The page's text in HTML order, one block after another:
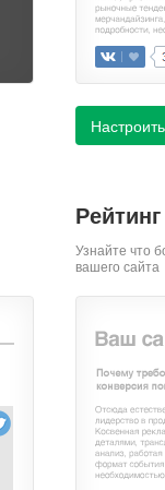
Настроить
Узнайте что
вашего сайта